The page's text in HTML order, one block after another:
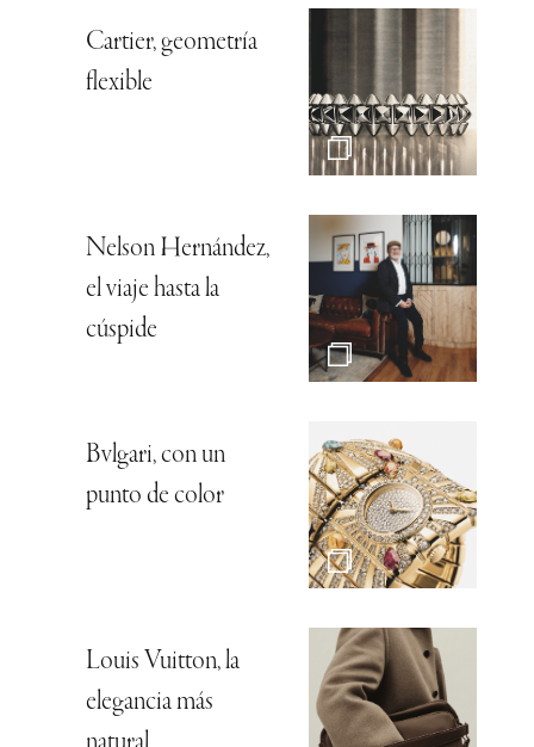
Cartier, geometría
flexible
Nelson Hernández,
el viaje hasta la
cúspide
Bvlgari, con un
punto de color
Louis Vuitton, la
elegancia más